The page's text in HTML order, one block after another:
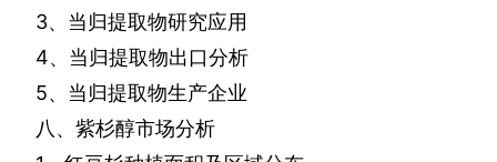
3、当归提取物研究应用
4、当归提取物出口分析
5、当归提取物生产企业
八、紫杉醇市场分析